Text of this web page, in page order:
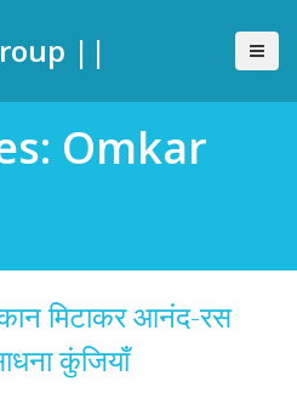
||
Omkar
मिटाकर आनंद-रस
कुंजियाँ